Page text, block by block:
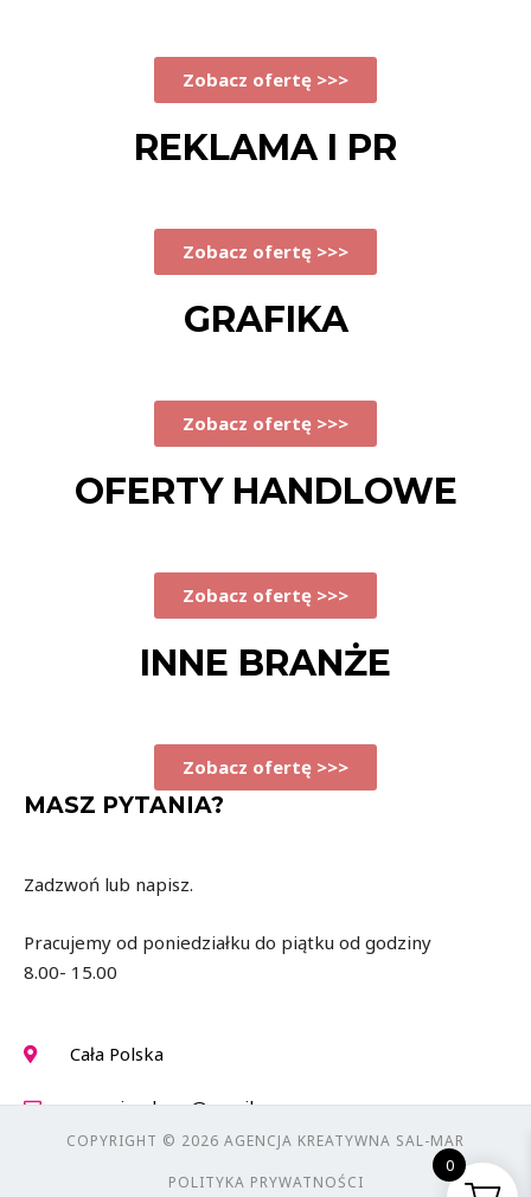
Zobacz ofertę >>>
REKLAMA I PR
Zobacz ofertę >>>
GRAFIKA
Zobacz ofertę >>>
OFERTY HANDLOWE
Zobacz ofertę >>>
INNE BRANŻE
Zobacz ofertę >>>
MASZ PYTANIA?
Zadzwoń lub napisz.
Pracujemy od poniedziałku do piątku od godziny
8.00- 15.00
Cała Polska
agencjasalmar@gmail.com
COPYRIGHT © 2026 AGENCJA KREATYWNA SAL-MAR
POLITYKA PRYWATNOŚCI
0